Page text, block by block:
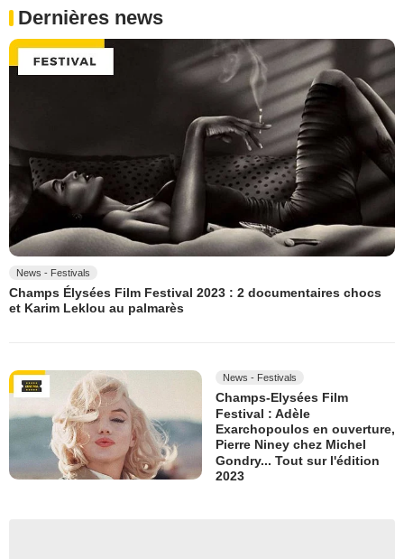
Dernières news
News - Festivals
Champs Élysées Film Festival 2023 : 2 documentaires chocs
et Karim Leklou au palmarès
News - Festivals
Champs-Elysées Film
Festival : Adèle
Exarchopoulos en ouverture,
Pierre Niney chez Michel
Gondry... Tout sur l'édition
2023